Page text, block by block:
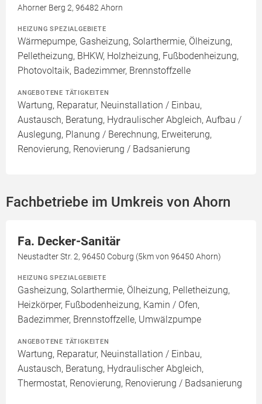
Ahorner Berg 2, 96482 Ahorn
HEIZUNG SPEZIALGEBIETE
Wärmepumpe, Gasheizung, Solarthermie, Ölheizung,
Pelletheizung, BHKW, Holzheizung, Fußbodenheizung,
Photovoltaik, Badezimmer, Brennstoffzelle
ANGEBOTENE TÄTIGKEITEN
Wartung, Reparatur, Neuinstallation / Einbau,
Austausch, Beratung, Hydraulischer Abgleich, Aufbau /
Auslegung, Planung / Berechnung, Erweiterung,
Renovierung, Renovierung / Badsanierung
Fachbetriebe im Umkreis von Ahorn
Fa. Decker-Sanitär
Neustadter Str. 2, 96450 Coburg (5km von 96450 Ahorn)
HEIZUNG SPEZIALGEBIETE
Gasheizung, Solarthermie, Ölheizung, Pelletheizung,
Heizkörper, Fußbodenheizung, Kamin / Ofen,
Badezimmer, Brennstoffzelle, Umwälzpumpe
ANGEBOTENE TÄTIGKEITEN
Wartung, Reparatur, Neuinstallation / Einbau,
Austausch, Beratung, Hydraulischer Abgleich,
Thermostat, Renovierung, Renovierung / Badsanierung